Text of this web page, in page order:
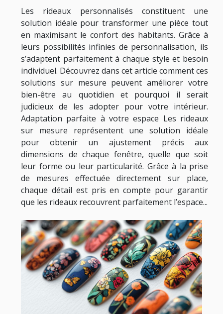
Les rideaux personnalisés constituent une
solution idéale pour transformer une pièce tout
en maximisant le confort des habitants. Grâce à
leurs possibilités infinies de personnalisation, ils
s’adaptent parfaitement à chaque style et besoin
individuel. Découvrez dans cet article comment ces
solutions sur mesure peuvent améliorer votre
bien-être au quotidien et pourquoi il serait
judicieux de les adopter pour votre intérieur.
Adaptation parfaite à votre espace Les rideaux
sur mesure représentent une solution idéale
pour obtenir un ajustement précis aux
dimensions de chaque fenêtre, quelle que soit
leur forme ou leur particularité. Grâce à la prise
de mesures effectuée directement sur place,
chaque détail est pris en compte pour garantir
que les rideaux recouvrent parfaitement l’espace...